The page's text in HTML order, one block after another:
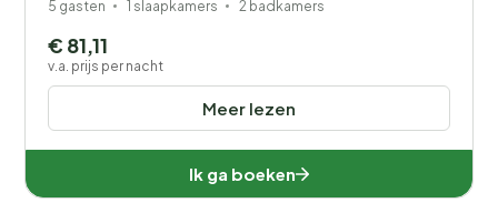
5 gasten 1 slaapkamers 2 badkamers
Meer lezen
€ 81,11
v.a. prijs per nacht
Ik ga boeken